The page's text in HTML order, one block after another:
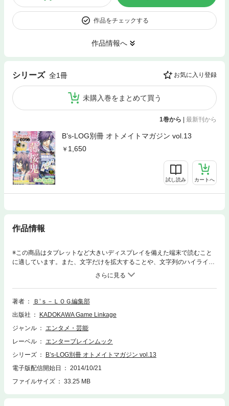
作品をチェックする
作品情報へ
シリーズ 全1冊 お気に入り登録
未購入巻をまとめて買う
1巻から 最新刊から
B’s-LOG別冊 オトメイトマガジン vol.13
1,650
試し読み カートへ
作品情報
※この商品はタブレットなど大きいディスプレイを備えた端末で読むこと
に適しています。また、文字だけを拡大することや、文字列のハイライ
ト、検索、辞書の参照、引用などの機能が使用できません。オトメイト作
品をもっと楽しむためのB's-LOG別冊最強ムック『オトメイトマガジン vo
l.13』！ 最新号は超豪華なW表紙でお届けです。新プロジェクトが発表
されたばかりの『薄桜鬼』＆miko氏が描く『Code：Realize～創世の姫君
した大ボリュームの巻頭特集や、キャラクターコメントが到着した『DIAB
OLIK LOVERS』など、見どころたっぷりなので、お見逃しなく！ さら
イラストも掲載しています。※紙版付録のポスター、小冊子は付属しませ
ん※
著者
Ｂ’ｓ－ＬＯＧ編集部
出版社
KADOKAWA Game Linkage
ジャンル
エンタメ・芸能
レーベル
エンターブレインムック
シリーズ
B’s-LOG別冊 オトメイトマガジン vol.13
電子版配信開始日
2014/10/21
ファイルサイズ
33.25 MB